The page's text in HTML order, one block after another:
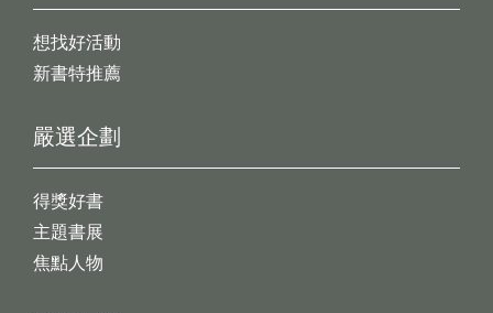
想找好活動
新書特推薦
嚴選企劃
得獎好書
主題書展
焦點人物